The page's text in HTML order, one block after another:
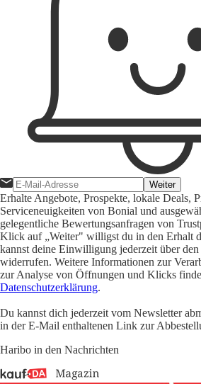
Weiter
Erhalte Angebote, Prospekte, lokale Deals,
Serviceneuigkeiten von Bonial und
gelegentliche Bewertungsanfragen von
Klick auf „Weiter" willigst du in den Erhalt
kannst deine Einwilligung jederzeit über
widerrufen. Weitere Informationen zur
zur Analyse von Öffnungen und Klicks
Datenschutzerklärung.
Du kannst dich jederzeit vom Newsletter
in der E-Mail enthaltenen Link zur
Haribo in den Nachrichten